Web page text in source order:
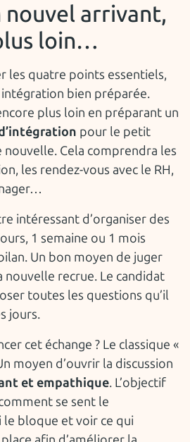
arrivant,
loin…
les quatre points essentiels,
bien préparée.
plus loin en préparant un
pour le petit
Cela comprendra les
les rendez-vous avec le RH,
intéressant d’organiser des
1 semaine ou 1 mois
Un bon moyen de juger
nouvelle recrue. Le candidat
toutes les questions qu’il
jours.
cet échange ? Le classique «
moyen d’ouvrir la discussion
et empathique. L’objectif
se sent le
bloque et voir ce qui